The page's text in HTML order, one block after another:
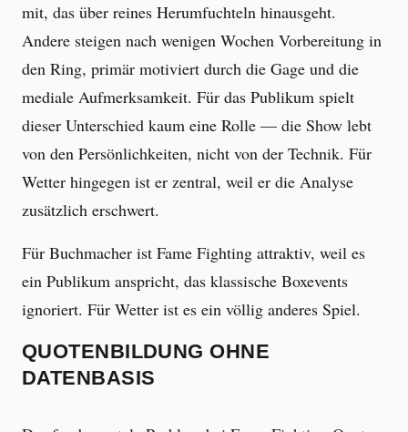
mit, das über reines Herumfuchteln hinausgeht.
Andere steigen nach wenigen Wochen Vorbereitung in
den Ring, primär motiviert durch die Gage und die
mediale Aufmerksamkeit. Für das Publikum spielt
dieser Unterschied kaum eine Rolle — die Show lebt
von den Persönlichkeiten, nicht von der Technik. Für
Wetter hingegen ist er zentral, weil er die Analyse
zusätzlich erschwert.
Für Buchmacher ist Fame Fighting attraktiv, weil es
ein Publikum anspricht, das klassische Boxevents
ignoriert. Für Wetter ist es ein völlig anderes Spiel.
QUOTENBILDUNG OHNE
DATENBASIS